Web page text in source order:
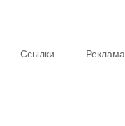
Ссылки Реклама